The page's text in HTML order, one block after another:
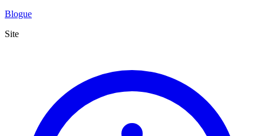
Blogue
Site